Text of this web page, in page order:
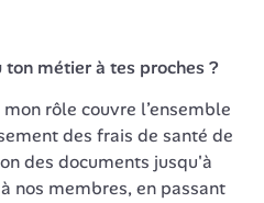
métier à tes proches ?
rôle couvre l’ensemble
des frais de santé de
des documents jusqu'à
nos membres, en passant